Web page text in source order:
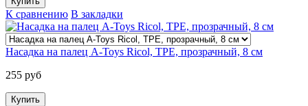
К сравнению В закладки
Насадка на палец A-Toys Ricol, ТРЕ, прозрачный, 8 см
255 руб